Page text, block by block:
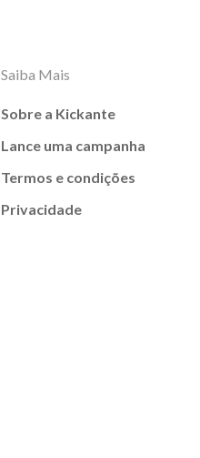
Saiba Mais
Sobre a Kickante
Lance uma campanha
Termos e condições
Privacidade